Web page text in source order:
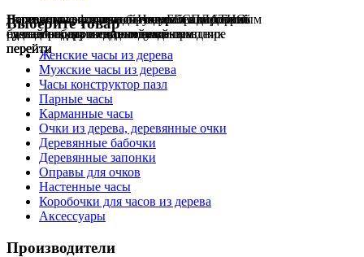
Гравировка на часахобычнаяБЕСПЛАТНО
сделай подарок индивидуальным
перейти
Деревянные флешкии ручкис гравировкой
сделаем подарок эксклюзивным
перейти
Настенные резныечасыНатуральное дерево
ручная работа в единичном экземпляре
перейти
Парные часыотличный подарок влюблённым
на годовщину или семейный праздник
перейти
Деревянные оправыдля очковбез диоптрий
будь стильным всегда и везде
перейти
Выберите товар
Женские часы из дерева
Мужские часы из дерева
Часы конструктор пазл
Парные часы
Карманные часы
Очки из дерева, деревянные очки
Деревянные бабочки
Деревянные запонки
Оправы для очков
Настенные часы
Коробочки для часов из дерева
Аксессуары
Производители